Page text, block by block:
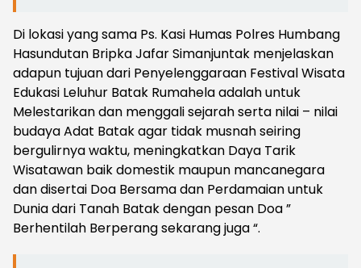
Di lokasi yang sama Ps. Kasi Humas Polres Humbang
Hasundutan Bripka Jafar Simanjuntak menjelaskan
adapun tujuan dari Penyelenggaraan Festival Wisata
Edukasi Leluhur Batak Rumahela adalah untuk
Melestarikan dan menggali sejarah serta nilai – nilai
budaya Adat Batak agar tidak musnah seiring
bergulirnya waktu, meningkatkan Daya Tarik
Wisatawan baik domestik maupun mancanegara
dan disertai Doa Bersama dan Perdamaian untuk
Dunia dari Tanah Batak dengan pesan Doa ”
Berhentilah Berperang sekarang juga “.